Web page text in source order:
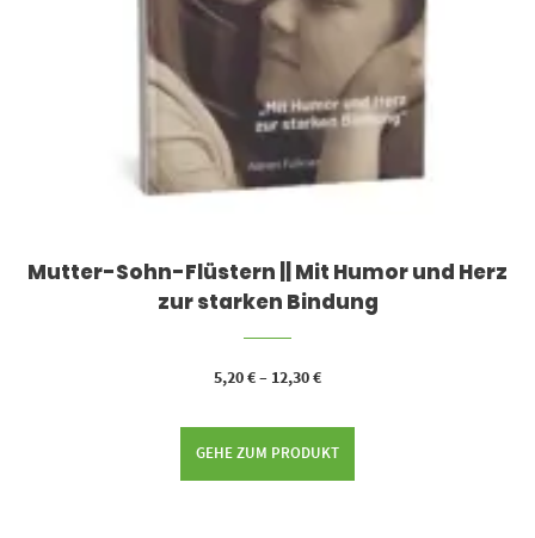
Mutter-Sohn-Flüstern || Mit Humor und Herz
zur starken Bindung
5,20€– 12,30€
GEHE ZUM PRODUKT